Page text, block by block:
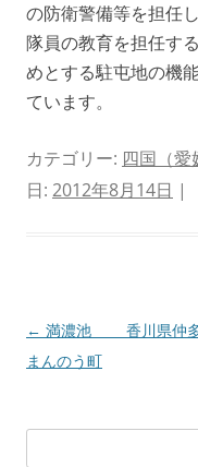
の防衛警備等を担任
隊員の教育を担任す
めとする駐屯地の機
ています。
カテゴリー: 四国（愛
日: 2012年8月14日 |
投
稿
← 満濃池 香川県仲
まんのう町